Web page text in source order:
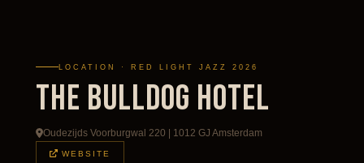
LOCATION · RED LIGHT JAZZ 2026
The Bulldog Hotel
Oudezijds Voorburgwal 220 | 1012 GJ Amsterdam
WEBSITE